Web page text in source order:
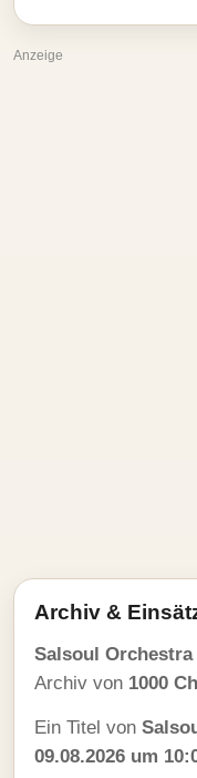
Anzeige
Archiv &
Salsoul Orchestra
Archiv von 1000
Ein Titel von
09.08.2026 um